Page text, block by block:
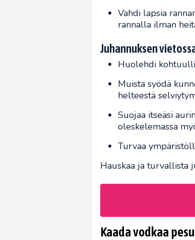
Vahdi lapsia
rannalla ilman
Juhannuksen
Huolehdi
Muista syödä
helteestä
Suojaa itseäsi
oleskelemassa
Turvaa
Hauskaa ja turvallista
Kaada vodkaa